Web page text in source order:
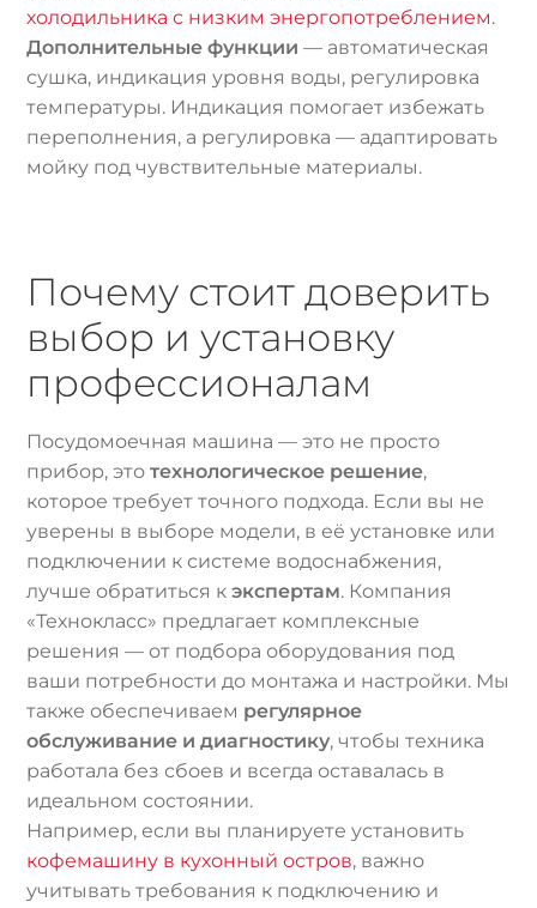
холодильника с низким энергопотреблением.
Дополнительные функции — автоматическая
сушка, индикация уровня воды, регулировка
температуры. Индикация помогает избежать
переполнения, а регулировка — адаптировать
мойку под чувствительные материалы.
Почему стоит доверить
выбор и установку
профессионалам
Посудомоечная машина — это не просто
прибор, этотехнологическое решение,
которое требует точного подхода. Если вы не
уверены в выборе модели, в её установке или
подключении к системе водоснабжения,
лучше обратиться кэкспертам. Компания
«Технокласс» предлагает комплексные
решения — от подбора оборудования под
ваши потребности до монтажа и настройки. Мы
также обеспечиваем регулярное
обслуживание и диагностику, чтобы техника
работала без сбоев и всегда оставалась в
идеальном состоянии.
Например, если вы планируете установить
кофемашину в кухонный остров, важно
учитывать требования к подключению и